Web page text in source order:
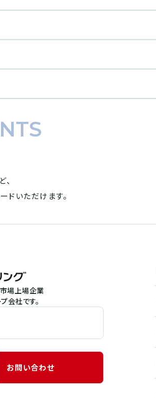
ドいただけます。
市場上場企業
会社です。
お問い合わせ